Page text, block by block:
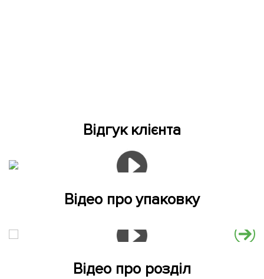
Відгук клієнта
Відео про упаковку
Відео про розділ